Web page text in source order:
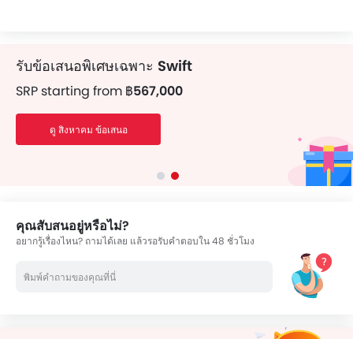
รับข้อเสนอพิเศษเฉพาะ Swift
SRP starting from ฿567,000
ดู สิงหาคม ข้อเสนอ
คุณสับสนอยู่หรือไม่?
อยากรู้เรื่องไหน? ถามได้เลย แล้วรอรับคำตอบใน 48 ชั่วโมง